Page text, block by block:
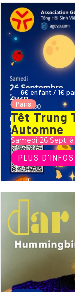
6€ enfant / 1€
Paris
Têt Trung
Automne
Samedi 26 Sept.
PLUS D'INFOS